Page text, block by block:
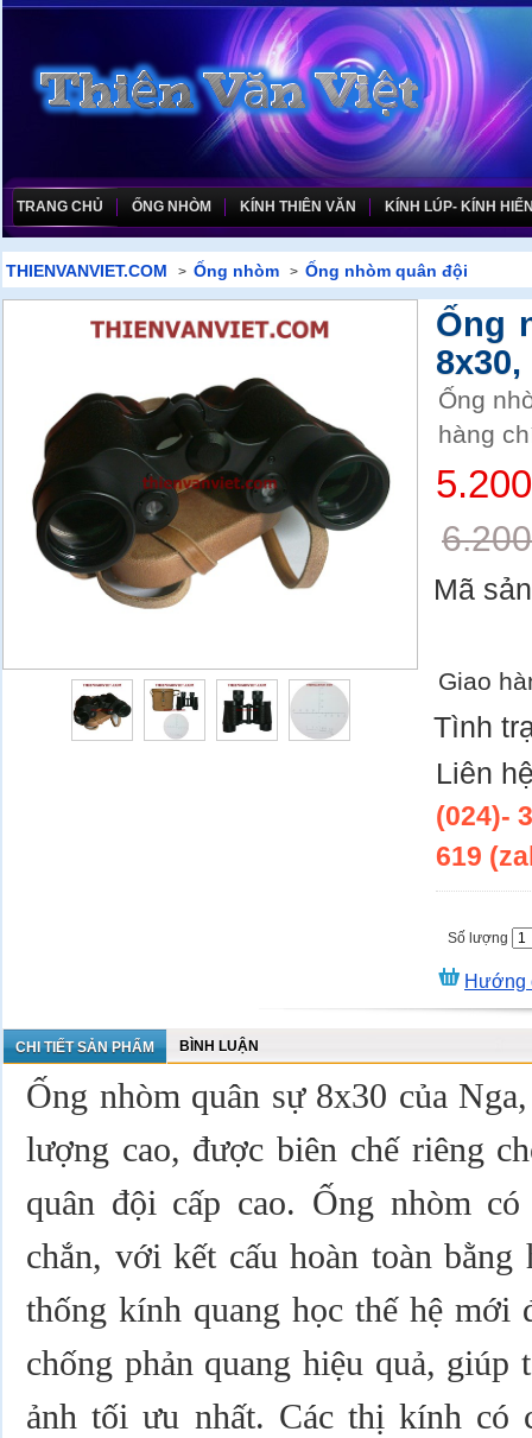
TRANG CHỦ ỐNG NHÒM KÍNH THIÊN VĂN KÍNH LÚP- KÍNH
THIENVANVIET.COM > Ống nhòm > Ống nhòm quân đội
Ống
Ống
hàng
Mã
Giao
Tình
Liên
(024)-
619
Số lượng
Hướng
CHI TIẾT SẢN PHẨM BÌNH LUẬN
Ống nhòm quân sự 8x30 của
lượng cao, được biên chế riêng
quân đội cấp cao. Ống nhòm
chắn, với kết cấu hoàn toàn
thống kính quang học thế hệ mới
chống phản quang hiệu quả, giúp
ảnh tối ưu nhất. Các thị kính có